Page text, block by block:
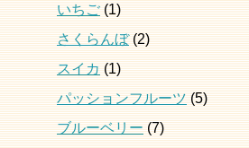
いちご(1)
さくらんぼ(2)
スイカ(1)
パッションフルーツ(5)
ブルーベリー(7)